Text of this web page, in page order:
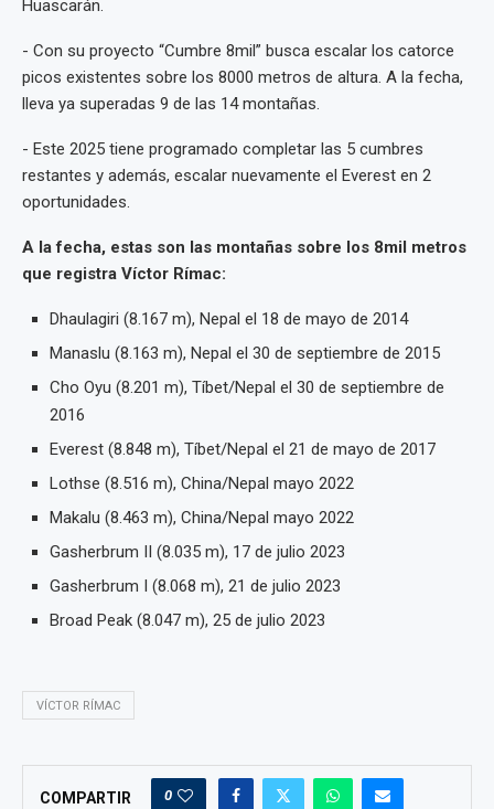
Huascarán.
- Con su proyecto “Cumbre 8mil” busca escalar los catorce
picos existentes sobre los 8000 metros de altura. A la fecha,
lleva ya superadas 9 de las 14 montañas.
- Este 2025 tiene programado completar las 5 cumbres
restantes y además, escalar nuevamente el Everest en 2
oportunidades.
A la fecha, estas son las montañas sobre los 8mil metros
que registra Víctor Rímac:
Dhaulagiri (8.167 m), Nepal el 18 de mayo de 2014
Manaslu (8.163 m), Nepal el 30 de septiembre de 2015
Cho Oyu (8.201 m), Tíbet/Nepal el 30 de septiembre de
2016
Everest (8.848 m), Tíbet/Nepal el 21 de mayo de 2017
Lothse (8.516 m), China/Nepal mayo 2022
Makalu (8.463 m), China/Nepal mayo 2022
Gasherbrum II (8.035 m), 17 de julio 2023
Gasherbrum I (8.068 m), 21 de julio 2023
Broad Peak (8.047 m), 25 de julio 2023
VÍCTOR RÍMAC
COMPARTIR 0